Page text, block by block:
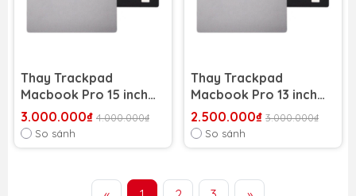
Thay Trackpad
Macbook Pro 15 inch
2018 A1990
3.000.000₫ 4.000.000₫
So sánh
Thay Trackpad
Macbook Pro 13 inch
2018 A1989
2.500.000₫ 3.000.000₫
So sánh